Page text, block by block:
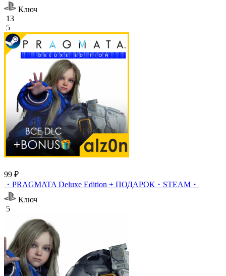
Ключ
13
5
99 ₽
・PRAGMATA Deluxe Edition + ПОДАРОК・STEAM・
Ключ
5